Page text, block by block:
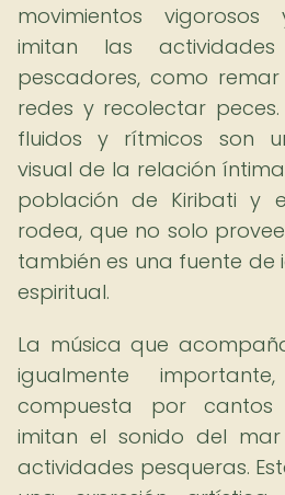
movimientos
imitan las
pescadores, como
redes y recolectar peces.
fluidos y rítmicos son
visual de la relación
población de Kiribati y
rodea, que no solo
también es una fuente
espiritual.
La música que
igualmente
compuesta por
imitan el sonido del
actividades pesqueras.